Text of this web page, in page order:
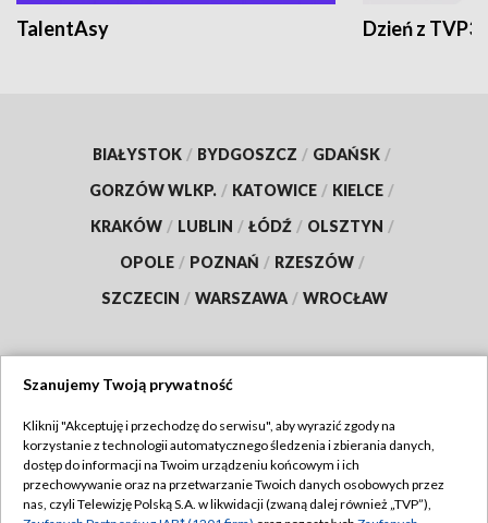
TalentAsy Dzień z TVP3
BIAŁYSTOK / BYDGOSZCZ / GDAŃSK /
GORZÓW WLKP. / KATOWICE / KIELCE /
KRAKÓW / LUBLIN / ŁÓDŹ / OLSZTYN /
OPOLE / POZNAŃ / RZESZÓW /
SZCZECIN / WARSZAWA / WROCŁAW
TVP
Abonament TVP
Regulamin TVP
Szanujemy Twoją prywatność
Kliknij "Akceptuję i przechodzę do serwisu", aby wyrazić zgody na
korzystanie z technologii automatycznego śledzenia i zbierania danych,
dostęp do informacji na Twoim urządzeniu końcowym i ich
przechowywanie oraz na przetwarzanie Twoich danych osobowych przez
nas, czyli Telewizję Polską S.A. w likwidacji (zwaną dalej również „TVP”),